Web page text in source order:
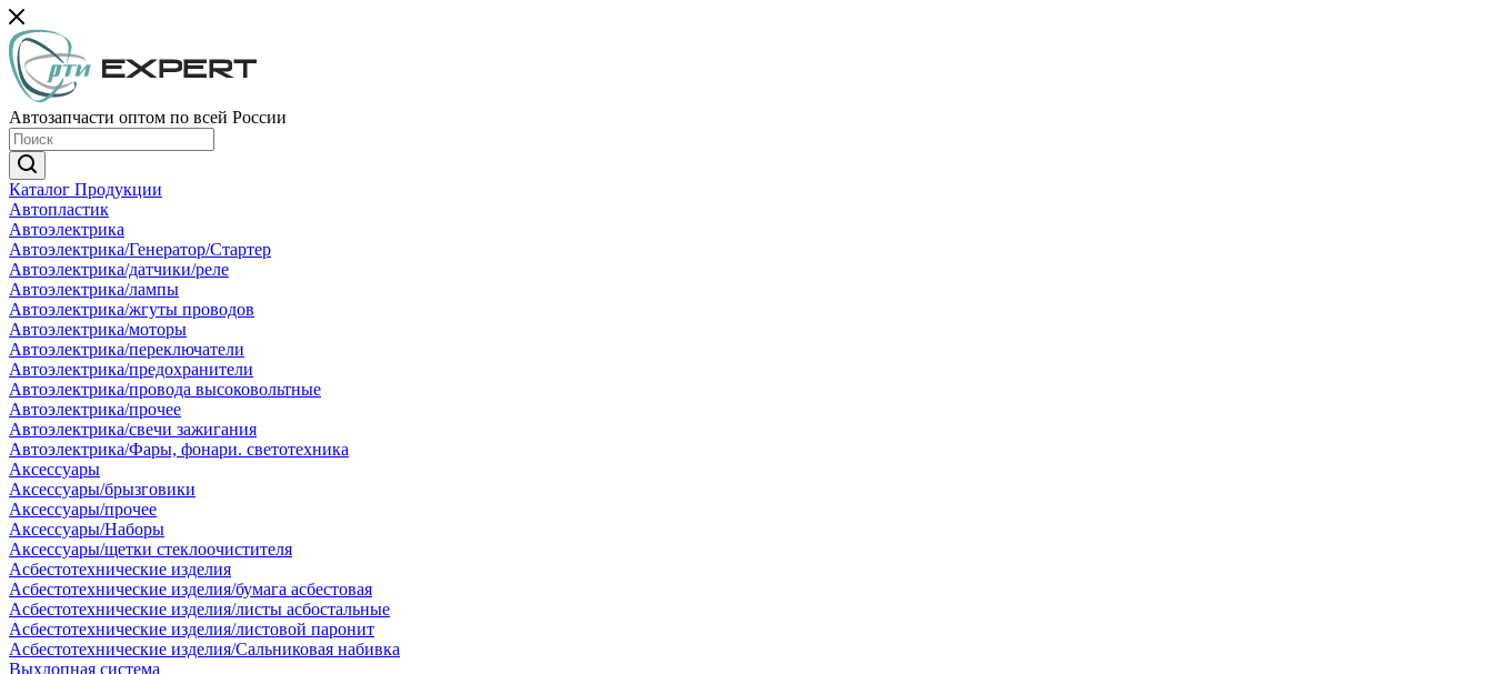
Автозапчасти оптом по всей России
Каталог Продукции
Автопластик
Автоэлектрика
Автоэлектрика/Генератор/Стартер
Автоэлектрика/датчики/реле
Автоэлектрика/лампы
Автоэлектрика/жгуты проводов
Автоэлектрика/моторы
Автоэлектрика/переключатели
Автоэлектрика/предохранители
Автоэлектрика/провода высоковольтные
Автоэлектрика/прочее
Автоэлектрика/свечи зажигания
Автоэлектрика/Фары, фонари. светотехника
Аксессуары
Аксессуары/брызговики
Аксессуары/прочее
Аксессуары/Наборы
Аксессуары/щетки стеклоочистителя
Асбестотехнические изделия
Асбестотехнические изделия/бумага асбестовая
Асбестотехнические изделия/листы асбостальные
Асбестотехнические изделия/листовой паронит
Асбестотехнические изделия/Сальниковая набивка
Выхлопная система